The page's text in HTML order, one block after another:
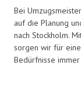
Bei
auf die Planung
nach Stockholm.
sorgen wir für
Bedürfnisse